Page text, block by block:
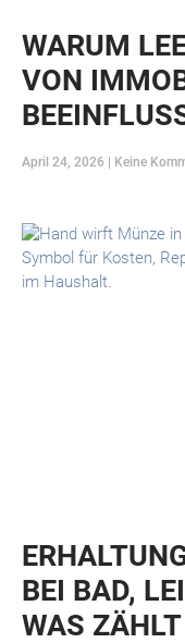
WARUM
VON
April 24, 2026 Keine
BEI BAD,
WAS